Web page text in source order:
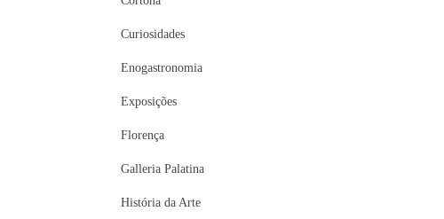
Curiosidades
Enogastronomia
Exposições
Florença
Galleria Palatina
História da Arte